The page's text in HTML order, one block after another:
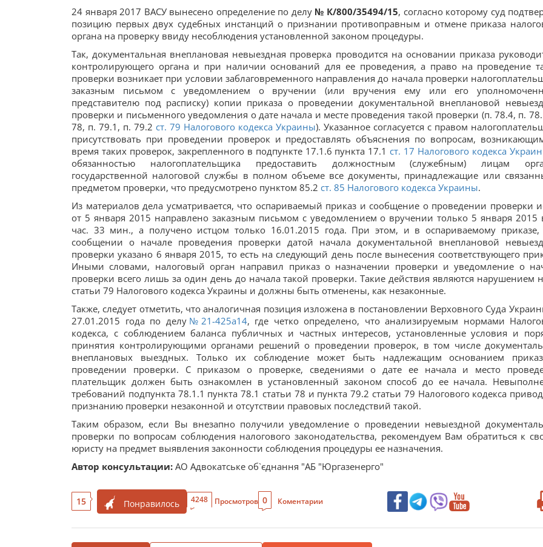
24 января 2017 ВАСУ вынесено определение по делу № К/800/35494/15, согласно которому суд
позицию первых двух судебных инстанций о признании противоправным и отмене приказа
органа на проверку ввиду несоблюдения установленной законом процедуры.
Так, документальная внеплановая невыездная проверка проводится на основании приказа
контролирующего органа и при наличии оснований для ее проведения, а право на проведение
проверки возникает при условии заблаговременного направления до начала проверки
заказным письмом с уведомлением о вручении (или вручения ему или его
представителю под расписку) копии приказа о проведении документальной внеплановой
проверки и письменного уведомления о дате начала и месте проведения такой проверки (п. 78.4, п.
78, п. 79.1, п. 79.2 ст. 79 Налогового кодекса Украины). Указанное согласуется с правом
присутствовать при проведении проверок и предоставлять объяснения по вопросам,
время таких проверок, закрепленного в подпункте 17.1.6 пункта 17.1ст. 17 Налогового кодекса
обязанностью налогоплательщика предоставить должностным (служебным) лицам
государственной налоговой службы в полном объеме все документы, принадлежащие или
предметом проверки, что предусмотрено пунктом 85.2 ст. 85 Налогового кодекса Украины.
Из материалов дела усматривается, что оспариваемый приказ и сообщение о проведении проверки
от 5 января 2015 направлено заказным письмом с уведомлением о вручении только 5 января 2015
час. 33 мин., а получено истцом только 16.01.2015 года. При этом, и в оспариваемому
сообщении о начале проведения проверки датой начала документальной внеплановой
проверки указано 6 января 2015, то есть на следующий день после вынесения соответствующего
Иными словами, налоговый орган направил приказ о назначении проверки и уведомление о
проверки всего лишь за один день до начала такой проверки. Такие действия являются нарушением
статьи 79 Налогового кодекса Украины и должны быть отменены, как незаконные.
Также, следует отметить, что аналогичная позиция изложена в постановлении Верховного Суда
27.01.2015 года по делу№21-425а14, где четко определено, что анализируемым нормами
кодекса, с соблюдением баланса публичных и частных интересов, установленные условия и
принятия контролирующими органами решений о проведении проверок, в том числе
внеплановых выездных. Только их соблюдение может быть надлежащим основанием
проведении проверки. С приказом о проверке, сведениями о дате ее начала и место
плательщик должен быть ознакомлен в установленный законом способ до ее начала.
требований подпункта 78.1.1 пункта 78.1 статьи 78 и пункта 79.2 статьи 79 Налогового кодекса
признанию проверки незаконной и отсутствии правовых последствий такой.
Таким образом, если Вы внезапно получили уведомление о проведении невыездной
проверки по вопросам соблюдения налогового законодательства, рекомендуем Вам обратиться к
юристу на предмет выявления законности соблюдения процедуры ее назначения.
Автор консультации: АО Адвокатське об`єднання "АБ "Юргазенерго"
15 Понравилось 4248 Просмотров 0 Коментарии